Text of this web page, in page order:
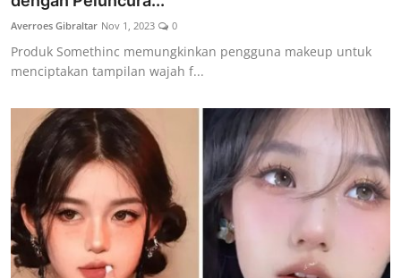
Lainya
Averroes Gibraltar Nov 1, 2023 0
Produk Somethinc memungkinkan pengguna makeup untuk
menciptakan tampilan wajah f...